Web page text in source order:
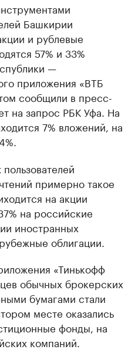
Башкирии
и рублевые
57% и 33%
—
приложения «ВТБ
сообщили в пресс-
на запрос РБК Уфа. На
7% вложений, на
примерно такое
на акции
на российские
иностранных
облигации.
«Тинькофф
обычных брокерских
бумагами стали
месте оказались
фонды, на
компаний.